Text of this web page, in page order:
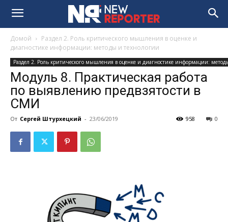
Домой
Раздел 2. Роль критического мышления в оценке и
диагностике информации: методы и технологии
Раздел 2. Роль критического мышления в оценке и диагностике информации:
Модуль 8. Практическая работа
по выявлению предвзятости в
СМИ
От Сергей Штурхецкий - 23/06/2019 0
958